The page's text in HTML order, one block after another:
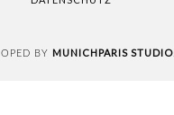
BY MUNICHPARIS STUDIO.